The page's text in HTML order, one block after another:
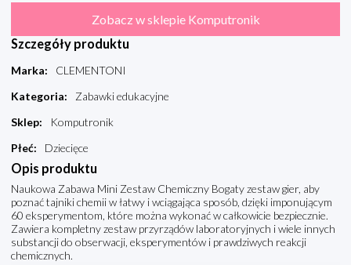
Zobacz w sklepie Komputronik
Szczegóły produktu
Marka:
CLEMENTONI
Kategoria:
Zabawki edukacyjne
Sklep:
Komputronik
Płeć: Dziecięce
Opis produktu
Naukowa Zabawa Mini Zestaw Chemiczny Bogaty zestaw gier, aby
poznać tajniki chemii w łatwy i wciągająca sposób, dzięki imponującym
60 eksperymentom, które można wykonać w całkowicie bezpiecznie.
Zawiera kompletny zestaw przyrządów laboratoryjnych i wiele innych
substancji do obserwacji, eksperymentów i prawdziwych reakcji
chemicznych.